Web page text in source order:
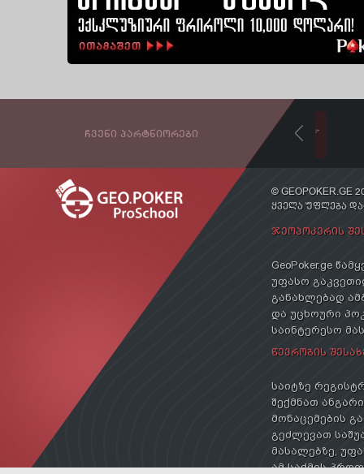
ᲩᲕᲔᲜᲘ ᲞᲐᲠᲢᲜᲘᲝᲠᲔᲑᲘ
© GEOPOKER.GE
ᲧᲕᲔᲚᲐ ᲣᲤᲚᲔᲑᲐ
ᲯᲔᲝᲞᲝᲙᲔᲠᲘᲡ
GeoPoker.ge
უფასო
განახლებად
და უცხოური
საინტერესო
ᲬᲔᲕᲠᲝᲑᲘᲡ
საიტზე
შექმნათ
მონაცემების
გეძლევათ
მასალებზე,
ამ საქმის